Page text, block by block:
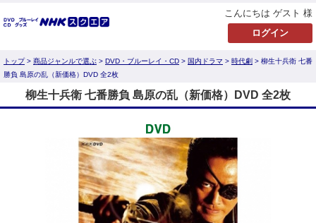
こんにちは ゲスト 様
トップ> 商品ジャンルで選ぶ > DVD・ブルーレイ・CD > 国内ドラマ > 時代劇 > 柳生十兵衛 七番
勝負 島原の乱（新価格）DVD 全2枚
柳生十兵衛 七番勝負 島原の乱（新価格）DVD 全2枚